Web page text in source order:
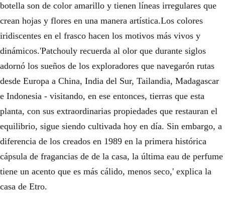
botella son de color amarillo y tienen líneas irregulares que
crean hojas y flores en una manera artística.Los colores
iridiscentes en el frasco hacen los motivos más vivos y
dinámicos.'Patchouly recuerda al olor que durante siglos
adornó los sueños de los exploradores que navegarón rutas
desde Europa a China, India del Sur, Tailandia, Madagascar
e Indonesia - visitando, en ese entonces, tierras que esta
planta, con sus extraordinarias propiedades que restauran el
equilibrio, sigue siendo cultivada hoy en día. Sin embargo, a
diferencia de los creados en 1989 en la primera histórica
cápsula de fragancias de de la casa, la última eau de perfume
tiene un acento que es más cálido, menos seco,' explica la
casa de Etro.